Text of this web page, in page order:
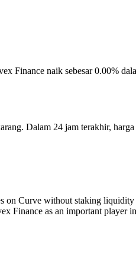
Finance naik sebesar 0.00%
Dalam 24 jam terakhir,
Curve without staking
Finance as an important player